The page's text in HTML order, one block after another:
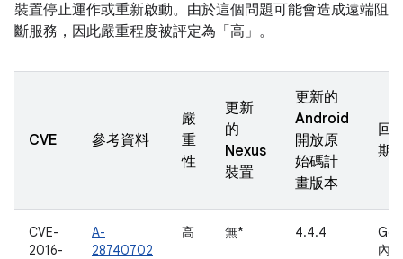
裝置停止運作或重新啟動。由於這個問題可能會造成遠端阻
斷服務，因此嚴重程度被評定為「高」。
CVE 參考資料
嚴
重
性
更新
的
Nexus
裝置
更新的
Android
開放原
始碼計
畫版本
回
期
CVE-
2016-
A-
28740702
高 無* 4.4.4
內